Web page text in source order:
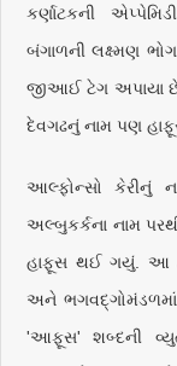
કર્ણાટકની
બંગાળની લક્ષ્મણ
જીઆઈ ટેગ અપાયા
દેવગઢનું નામ પણ
આલ્ફોન્સો કેરીનું
અલ્બુકર્કના નામ
હાફૂસ થઈ ગયું. આ
અને
'આફૂસ' શબ્દની